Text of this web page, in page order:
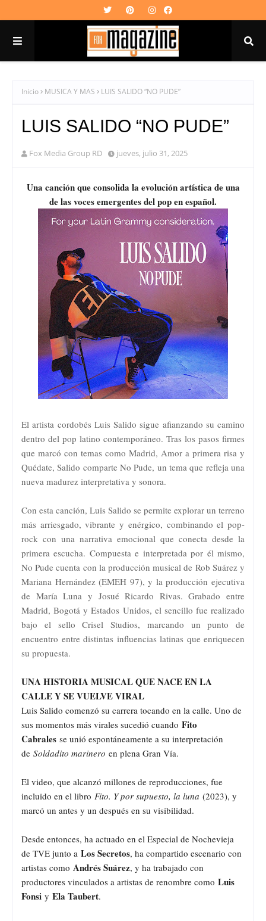
Inicio MUSICA Y MAS LUIS SALIDO “NO PUDE”
LUIS SALIDO “NO PUDE”
Fox Media Group RD jueves, julio 31, 2025
Una canción que consolida la evolución artística de una
de las voces emergentes del pop en español.
El artista cordobés Luis Salido sigue afianzando su camino
dentro del pop latino contemporáneo. Tras los pasos firmes
que marcó con temas como Madrid, Amor a primera risa y
Quédate, Salido comparte No Pude, un tema que refleja una
nueva madurez interpretativa y sonora.
Con esta canción, Luis Salido se permite explorar un terreno
más arriesgado, vibrante y enérgico, combinando el pop-
rock con una narrativa emocional que conecta desde la
primera escucha. Compuesta e interpretada por él mismo,
No Pude cuenta con la producción musical de Rob Suárez y
Mariana Hernández (EMEH 97), y la producción ejecutiva
de María Luna y Josué Ricardo Rivas. Grabado entre
Madrid, Bogotá y Estados Unidos, el sencillo fue realizado
bajo el sello Crisel Studios, marcando un punto de
encuentro entre distintas influencias latinas que enriquecen
su propuesta.
UNA HISTORIA MUSICAL QUE NACE EN LA
CALLE Y SE VUELVE VIRAL
Luis Salido comenzó su carrera tocando en la calle. Uno de
sus momentos más virales sucedió cuando Fito
Cabrales se unió espontáneamente a su interpretación
de Soldadito marinero en plena Gran Vía.
El video, que alcanzó millones de reproducciones, fue
incluido en el libro Fito. Y por supuesto, la luna (2023), y
marcó un antes y un después en su visibilidad.
Desde entonces, ha actuado en el Especial de Nochevieja
de TVE junto a Los Secretos, ha compartido escenario con
artistas como Andrés Suárez, y ha trabajado con
productores vinculados a artistas de renombre como Luis
Fonsi y Ela Taubert.